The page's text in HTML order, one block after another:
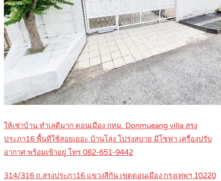
ให้เช่าบ้าน ทำเลดีมาก ดอนเมือง กทม. Donmueang villa สรง
ประภา16 พื้นที่ใช้สอยเยอะ บ้านโล่ง โปร่งสบาย มีโซฟา เครื่องปรับ
อากาศ พร้อมเข้าอยู่ โทร 082-651-9442
314/316 ถ.สรงประภา16 แขวงสีกัน เขตดอนเมือง กรุงเทพฯ 10220